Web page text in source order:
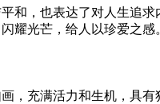
和，也表达了对人生追
耀光芒，给人以珍爱之感
充满活力和生机，具有